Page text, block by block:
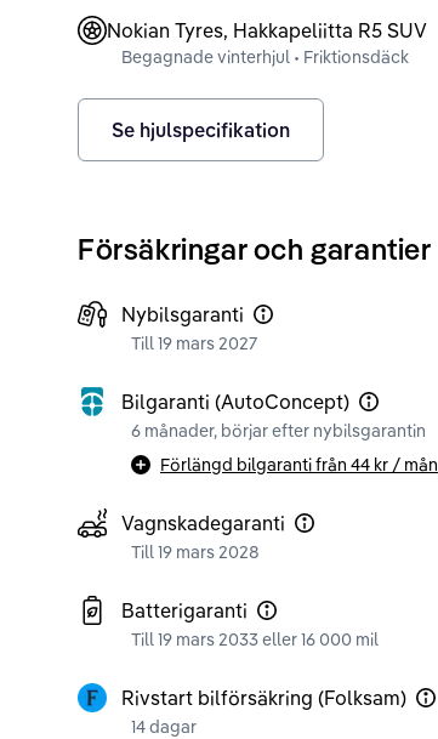
Nokian Tyres, Hakkapeliitta R5 SUV
Begagnade vinterhjul • Friktionsdäck
Se hjulspecifikation
Försäkringar och garantier
Nybilsgaranti
Till 19 mars 2027
Bilgaranti (AutoConcept)
6 månader, börjar efter nybilsgarantin
Förlängd bilgaranti från 44 kr / mån
Vagnskadegaranti
Till 19 mars 2028
Batterigaranti
Till 19 mars 2033 eller 16 000 mil
Rivstart bilförsäkring (Folksam)
14 dagar